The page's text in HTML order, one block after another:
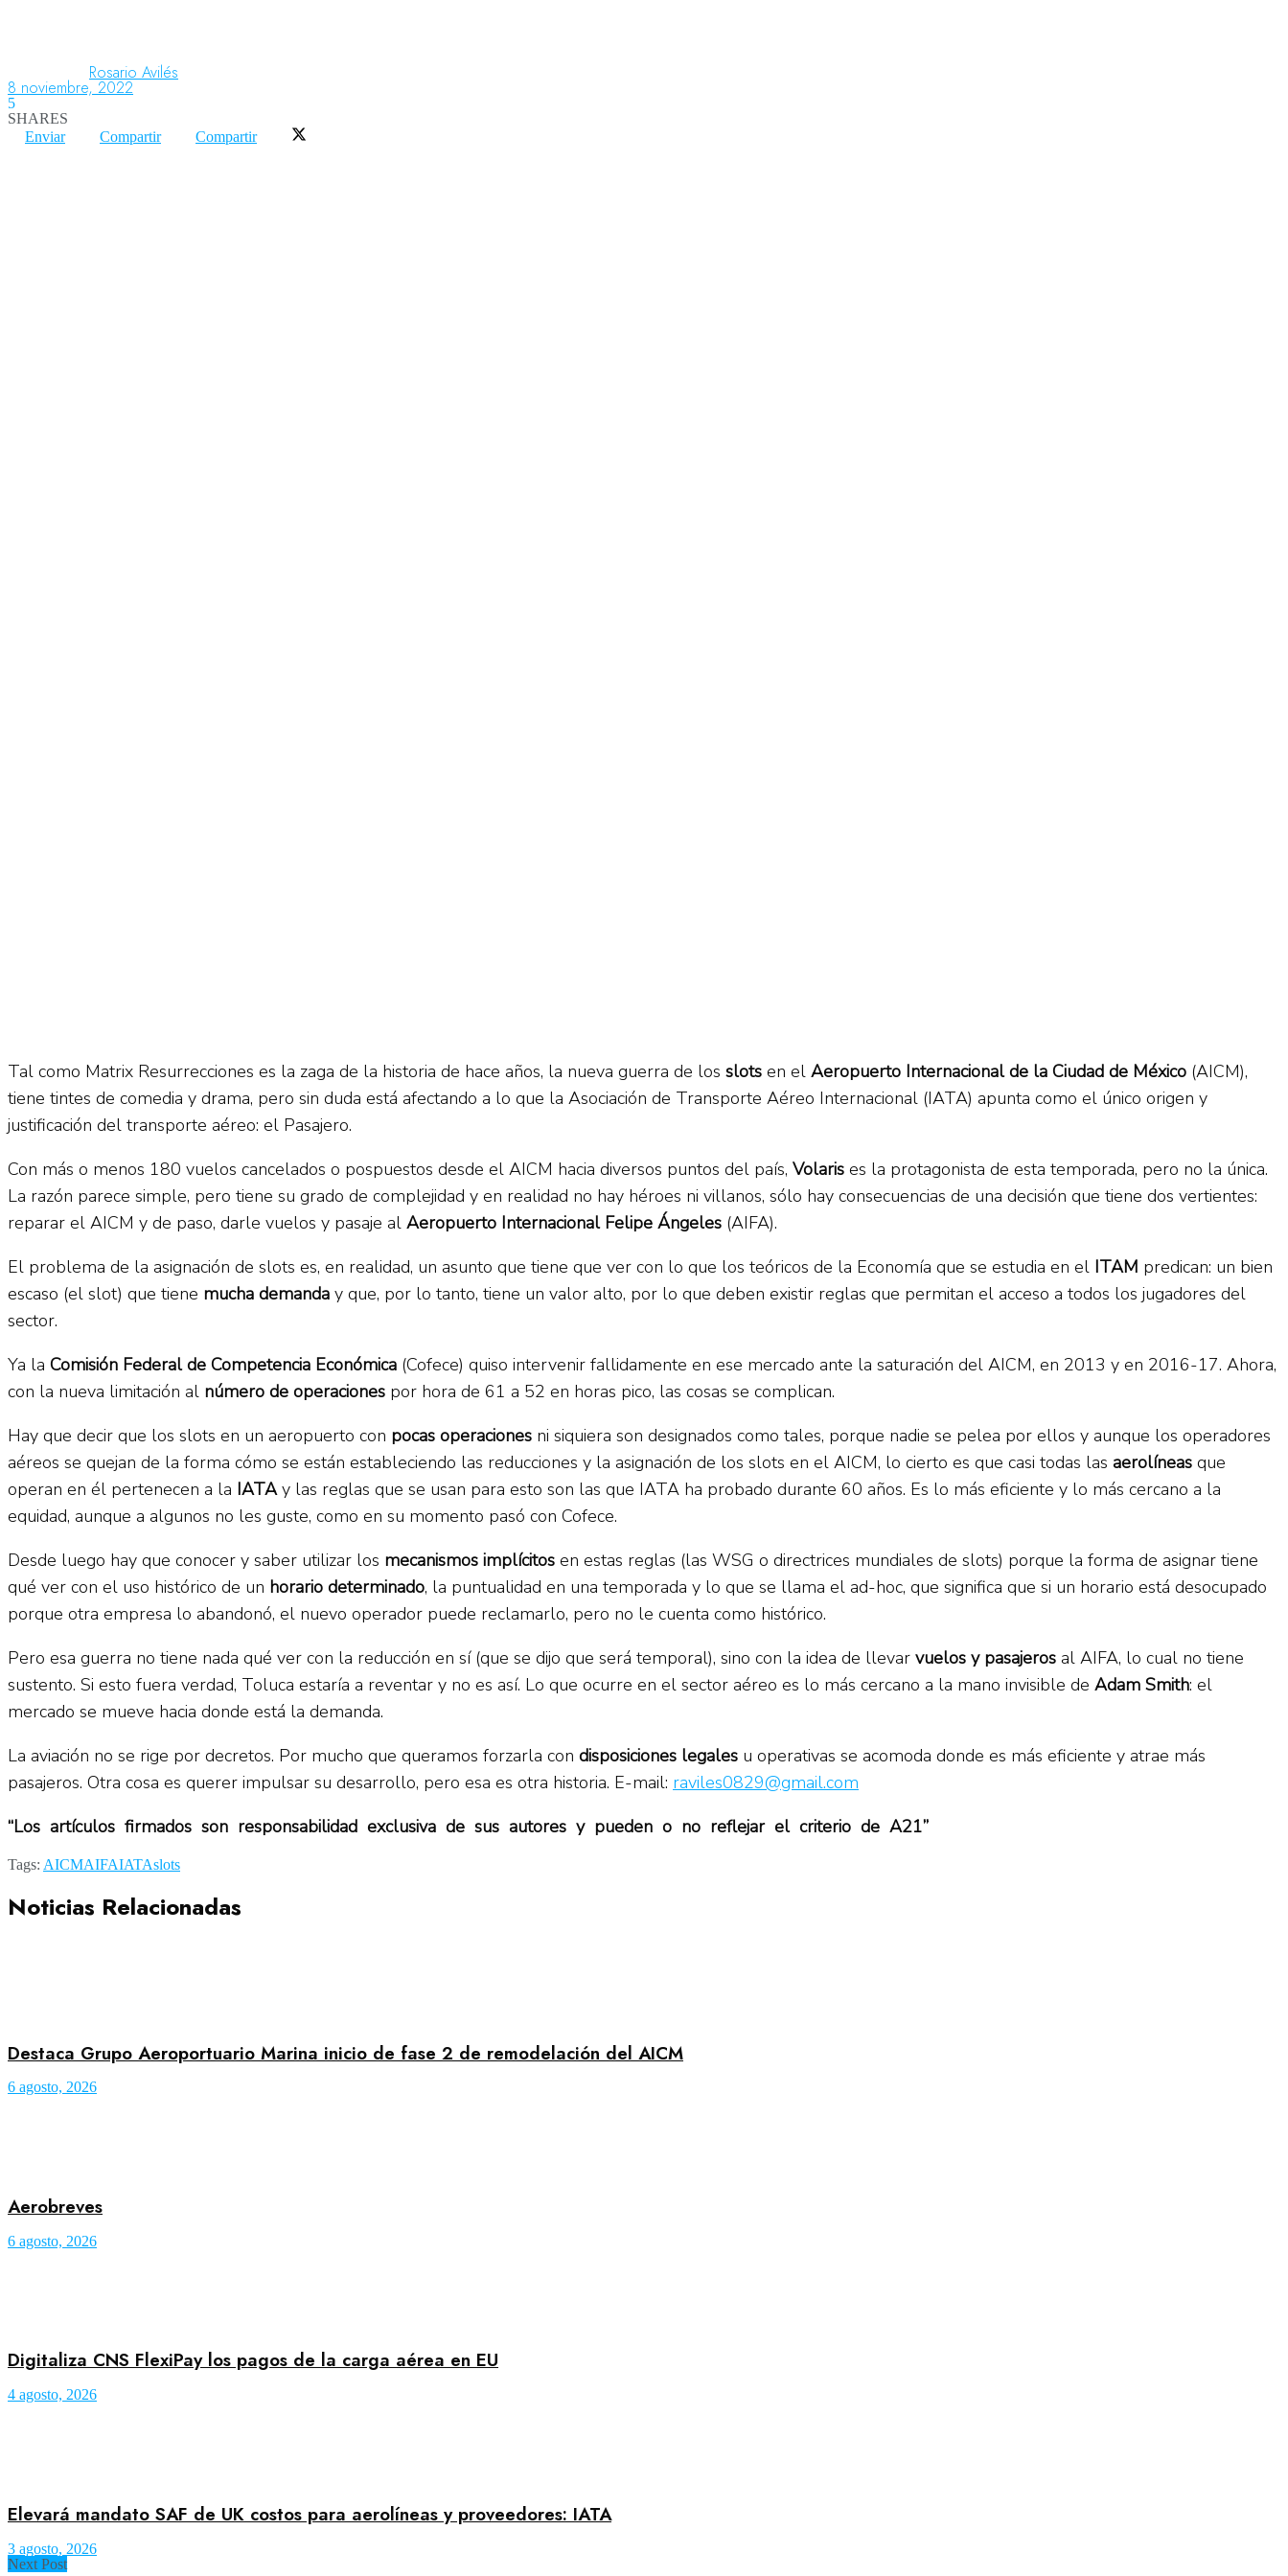
Aeronáutica
Aeropuertos
Rosario Avilés
8 noviembre, 2022
5
SHARES
Enviar
Compartir Compartir
Tal como Matrix Resurrecciones es la zaga de la historia de hace años, la nueva guerra de los slots en el Aeropuerto Internacional de la Ciudad de México (AICM),
tiene tintes de comedia y drama, pero sin duda está afectando a lo que la Asociación de Transporte Aéreo Internacional (IATA) apunta como el único origen y
justificación del transporte aéreo: el Pasajero.
Con más o menos 180 vuelos cancelados o pospuestos desde el AICM hacia diversos puntos del país, Volaris es la protagonista de esta temporada, pero no la única.
La razón parece simple, pero tiene su grado de complejidad y en realidad no hay héroes ni villanos, sólo hay consecuencias de una decisión que tiene dos vertientes:
reparar el AICM y de paso, darle vuelos y pasaje al Aeropuerto Internacional Felipe Ángeles (AIFA).
El problema de la asignación de slots es, en realidad, un asunto que tiene que ver con lo que los teóricos de la Economía que se estudia en el ITAM predican: un bien
escaso (el slot) que tiene mucha demanda y que, por lo tanto, tiene un valor alto, por lo que deben existir reglas que permitan el acceso a todos los jugadores del
sector.
Ya la Comisión Federal de Competencia Económica (Cofece) quiso intervenir fallidamente en ese mercado ante la saturación del AICM, en 2013 y en 2016-17. Ahora,
con la nueva limitación al número de operaciones por hora de 61 a 52 en horas pico, las cosas se complican.
Hay que decir que los slots en un aeropuerto con pocas operaciones ni siquiera son designados como tales, porque nadie se pelea por ellos y aunque los operadores
aéreos se quejan de la forma cómo se están estableciendo las reducciones y la asignación de los slots en el AICM, lo cierto es que casi todas las aerolíneas que
operan en él pertenecen a la IATAy las reglas que se usan para esto son las que IATA ha probado durante 60 años. Es lo más eficiente y lo más cercano a la
equidad, aunque a algunos no les guste, como en su momento pasó con Cofece.
Desde luego hay que conocer y saber utilizar los mecanismos implícitos en estas reglas (las WSG o directrices mundiales de slots) porque la forma de asignar tiene
qué ver con el uso histórico de un horario determinado, la puntualidad en una temporada y lo que se llama el ad-hoc, que significa que si un horario está desocupado
porque otra empresa lo abandonó, el nuevo operador puede reclamarlo, pero no le cuenta como histórico.
Pero esa guerra no tiene nada qué ver con la reducción en sí (que se dijo que será temporal), sino con la idea de llevar vuelos y pasajeros al AIFA, lo cual no tiene
sustento. Si esto fuera verdad, Toluca estaría a reventar y no es así. Lo que ocurre en el sector aéreo es lo más cercano a la mano invisible de Adam Smith: el
mercado se mueve hacia donde está la demanda.
La aviación no se rige por decretos. Por mucho que queramos forzarla con disposiciones legales u operativas se acomoda donde es más eficiente y atrae más
pasajeros. Otra cosa es querer impulsar su desarrollo, pero esa es otra historia. E-mail: raviles0829@gmail.com
“Los artículos firmados son responsabilidad exclusiva de sus autores y pueden o no reflejar el criterio de A21”
Tags: AICMAIFAIATAslots
Noticias Relacionadas
Destaca Grupo Aeroportuario Marina inicio de fase 2 de remodelación del AICM
6 agosto, 2026
Aerobreves
6 agosto, 2026
Digitaliza CNS FlexiPay los pagos de la carga aérea en EU
4 agosto, 2026
Elevará mandato SAF de UK costos para aerolíneas y proveedores: IATA
3 agosto, 2026
Next Post